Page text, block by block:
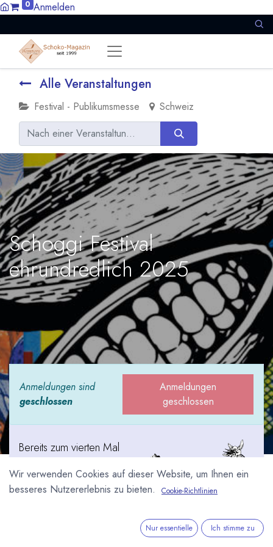
0 Anmelden
Alle Veranstaltungen
Festival - Publikumsmesse Schweiz
Schoggi Festival
ehrundredlich 2025
Anmeldungen sind
geschlossen
Anmeldungen
geschlossen
Bereits zum vierten Mal
Schokoladenfestival
ehrundredlich statt.
Verein Good Chocolate Hub. Im Zentrum des
Wir verwenden Cookies auf dieser Website, um Ihnen ein
besseres Nutzererlebnis zu bieten.
Cookie-Richtlinien
Nur essentielle Ich stimme zu